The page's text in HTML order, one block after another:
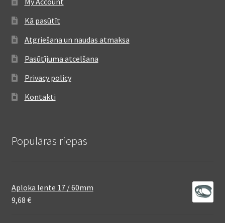
Kā pasūtīt
Atgriešana un naudas atmaksa
Pasūtījuma atcelšana
Privacy policy
Kontakti
Populāras riepas
Aploka lente 17 / 60mm
9,68 €